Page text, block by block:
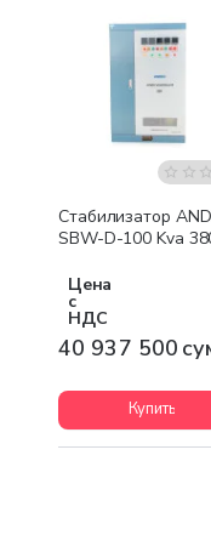
Бесплатная
Стабилизатор
SBW-D-100 Kva
Цена
с
НДС
40 937 500
Купить